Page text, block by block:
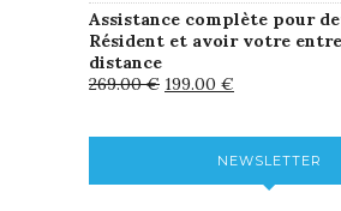
Assistance complète pour
Résident et avoir votre
distance
269.00€ 199.00 €
NEWSLETTER